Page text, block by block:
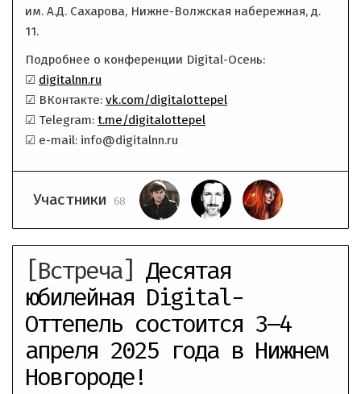
им. А.Д. Сахарова, Нижне-Волжская набережная, д.
11.
Подробнее о конференции Digital-Осень:
☑ digitalnn.ru
☑ ВКонтакте: vk.com/digitalottepel
☑ Telegram: t.me/digitalottepel
☑ e-mail: info@digitalnn.ru
Участники 68
[Встреча]
Десятая
юбилейная Digital-
Оттепель состоится 3–4
апреля 2025 года в Нижнем
Новгороде!